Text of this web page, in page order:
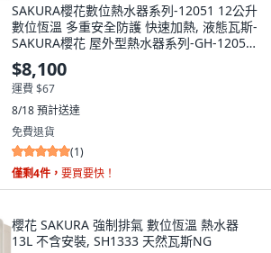
SAKURA櫻花數位熱水器系列-12051 12公升
數位恆溫 多重安全防護 快速加熱, 液態瓦斯-
SAKURA櫻花 屋外型熱水器系列-GH-1205
12L屋外型熱水器 不含安裝
$8,100
運費 $67
8/18預計送達
免費退貨
(1)
僅剩4件， 要買要快！
櫻花 SAKURA 強制排氣 數位恆溫 熱水器
13L 不含安裝, SH1333 天然瓦斯NG